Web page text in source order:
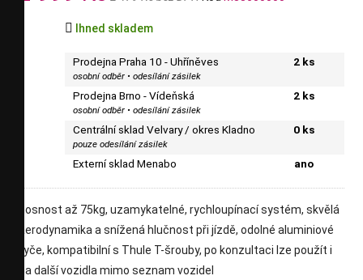
 Ihned skladem
Prodejna Praha 10 - Uhříněves
osobní odběr • odesílání zásilek
2 ks
Prodejna Brno - Vídeňská
osobní odběr • odesílání zásilek
2 ks
Centrální sklad Velvary / okres Kladno
pouze odesílání zásilek
0 ks
Externí sklad Menabo ano
nosnost až 75kg, uzamykatelné, rychloupínací systém, skvělá
aerodynamika a snížená hlučnost při jízdě, odolné aluminiové
tyče, kompatibilní s Thule T-šrouby, po konzultaci lze použít i
na další vozidla mimo seznam vozidel